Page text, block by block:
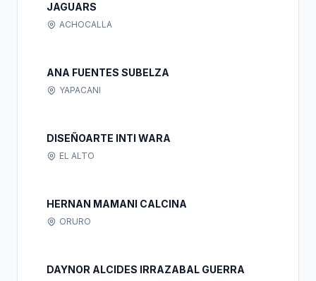
JAGUARS
ACHOCALLA
ANA FUENTES SUBELZA
YAPACANI
DISEÑOARTE INTI WARA
EL ALTO
HERNAN MAMANI CALCINA
ORURO
DAYNOR ALCIDES IRRAZABAL GUERRA